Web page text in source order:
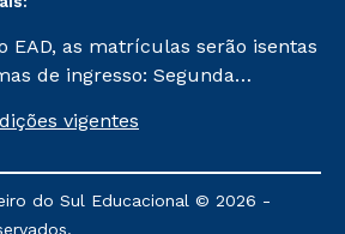
EAD, as matrículas serão isentas
de ingresso: Segunda
a taxa de matrícula será de R$
aos cursos: Ensino
para a Docência e Metodologia
vigentes
do Sul Educacional © 2026 -